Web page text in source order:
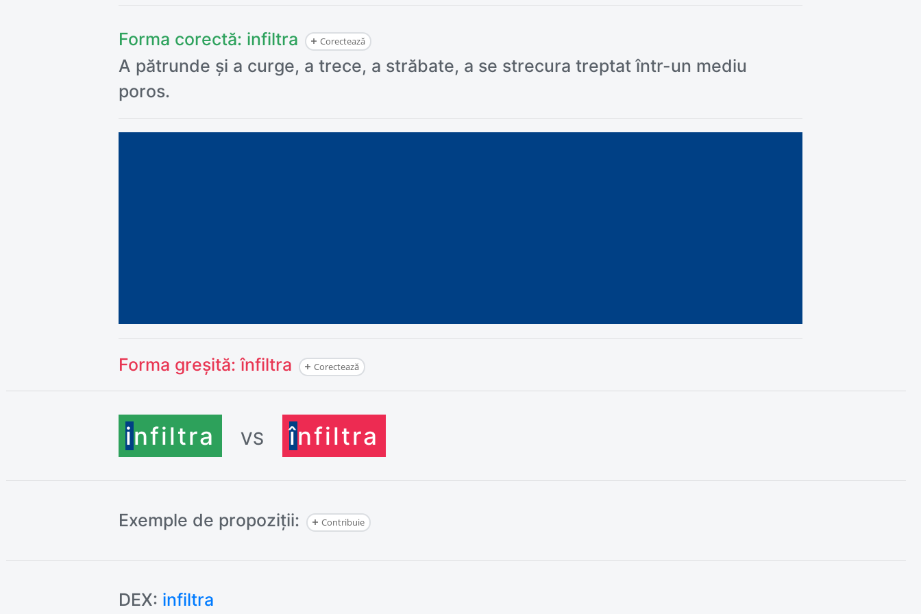
Forma corectă: infiltra Corectează
A pătrunde și a curge, a trece, a străbate, a se strecura treptat într-un mediu
poros.
Forma greșită:înfiltra Corectează
infiltra VS înfiltra
Exemple de propoziții: Contribuie
DEX: infiltra